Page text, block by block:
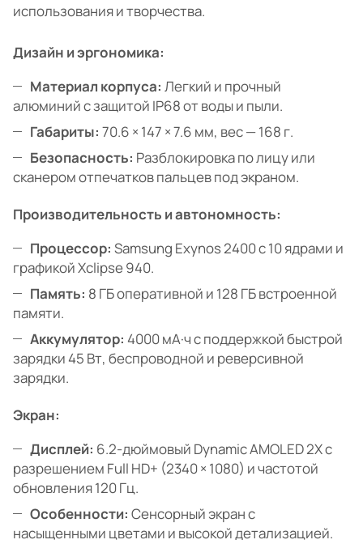
использования и творчества.
Дизайн и эргономика:
Материал корпуса: Легкий и прочный
алюминий с защитой IP68 от воды и пыли.
Габариты: 70.6 × 147 × 7.6 мм, вес — 168 г.
Безопасность: Разблокировка по лицу или
сканером отпечатков пальцев под экраном.
Производительность и автономность:
Процессор: Samsung Exynos 2400 с 10 ядрами и
графикой Xclipse 940.
Память: 8 ГБ оперативной и 128 ГБ встроенной
памяти.
Аккумулятор: 4000 мА·ч с поддержкой быстрой
зарядки 45 Вт, беспроводной и реверсивной
зарядки.
Экран:
Дисплей: 6.2-дюймовый Dynamic AMOLED 2X с
разрешением Full HD+ (2340 × 1080) и частотой
обновления 120 Гц.
Особенности: Сенсорный экран с
насыщенными цветами и высокой детализацией.